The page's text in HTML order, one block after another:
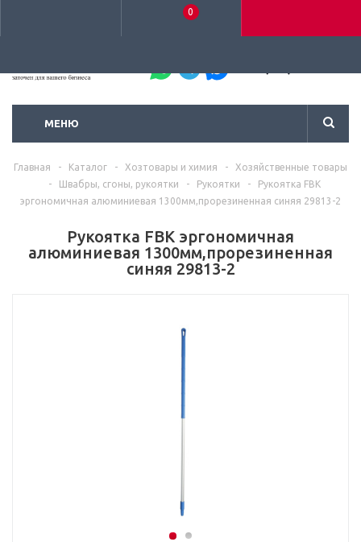
0
МЕНЮ
Главная - Каталог - Хозтовары и химия -
Хозяйственные товары
-
Швабры, сгоны, рукоятки - Рукоятки -
Рукоятка FBK
эргономичная алюминиевая 1300мм,прорезиненная синяя 29813-2
Рукоятка FBK эргономичная
алюминиевая 1300мм,прорезиненная
синяя 29813-2